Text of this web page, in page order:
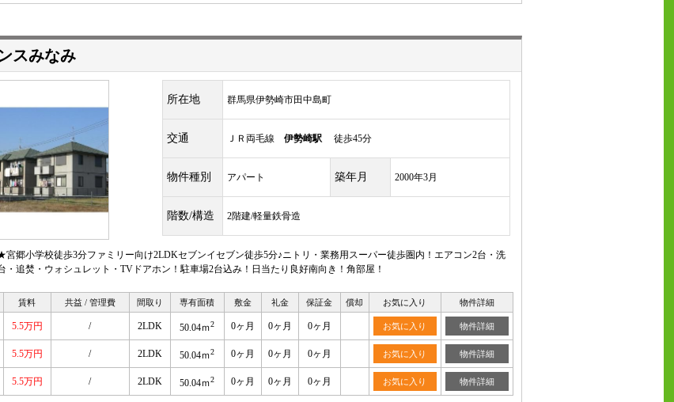
スみなみ
所在地 群馬県伊勢崎市田中島町
交通 ＪＲ両毛線 伊勢崎駅徒歩45分
物件種別 アパート 築年月 2000年3月
階数/構造 2階建/軽量鉄骨造
郷小学校徒歩3分ファミリー向け2LDKセブンイセブン徒歩5分♪ニトリ・業務用スーパー徒歩圏内！エアコン2台・洗
・追焚・ウォシュレット・TVドアホン！駐車場2台込み！日当たり良好南向き！角部屋！
賃料 共益 / 管理費 間取り 専有面積 敷金 礼金 保証金 償却 お気に入り 物件詳細
5.5万円 / 2LDK 50.04ｍ2 0ヶ月 0ヶ月 0ヶ月 お気に入り 物件詳細
5.5万円 / 2LDK 50.04ｍ2 0ヶ月 0ヶ月 0ヶ月 お気に入り 物件詳細
5.5万円 / 2LDK 50.04ｍ2 0ヶ月 0ヶ月 0ヶ月 お気に入り 物件詳細